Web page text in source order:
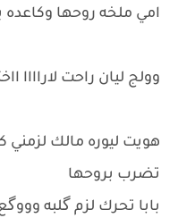
امي ملخه روحها
وولج ليان راحت لاراااا
هويت ليوره مالك لزمني
تضرب بروحها
بابا تحرك لزم گلبه